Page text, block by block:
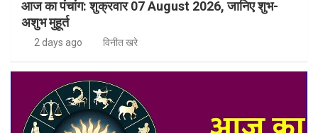
आज का पंचांग: शुक्रवार 07 August 2026, जानिए शुभ-
अशुभ मुहूर्त
2 days ago विनीत खरे